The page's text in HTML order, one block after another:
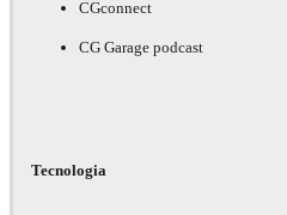
CGconnect
CG Garage podcast
Tecnologia